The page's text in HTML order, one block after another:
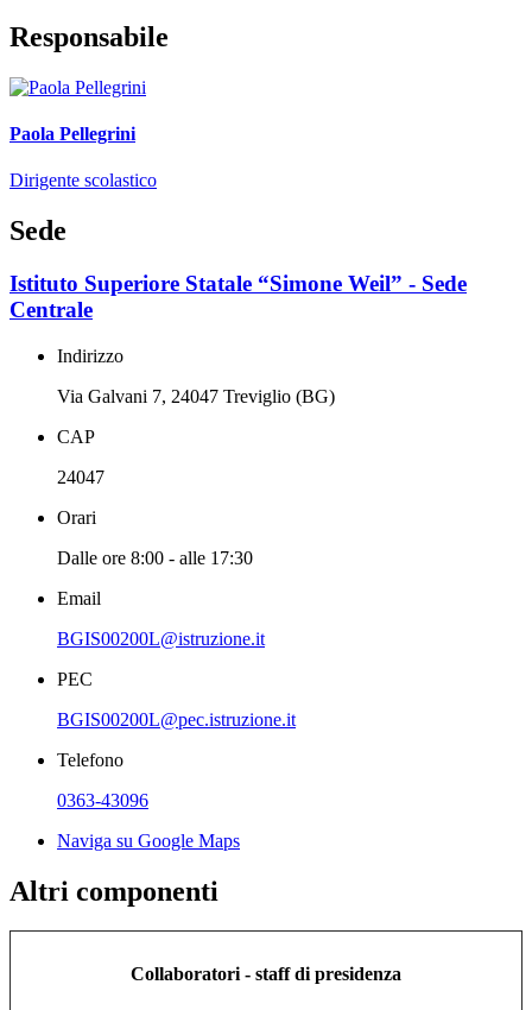
Responsabile
Paola Pellegrini
Dirigente scolastico
Sede
Istituto Superiore Statale “Simone Weil” - Sede
Centrale
Indirizzo
Via Galvani 7, 24047 Treviglio (BG)
CAP
24047
Orari
Dalle ore 8:00 - alle 17:30
Email
BGIS00200L@istruzione.it
PEC
BGIS00200L@pec.istruzione.it
Telefono
0363-43096
Naviga su Google Maps
Altri componenti
Collaboratori - staff di presidenza